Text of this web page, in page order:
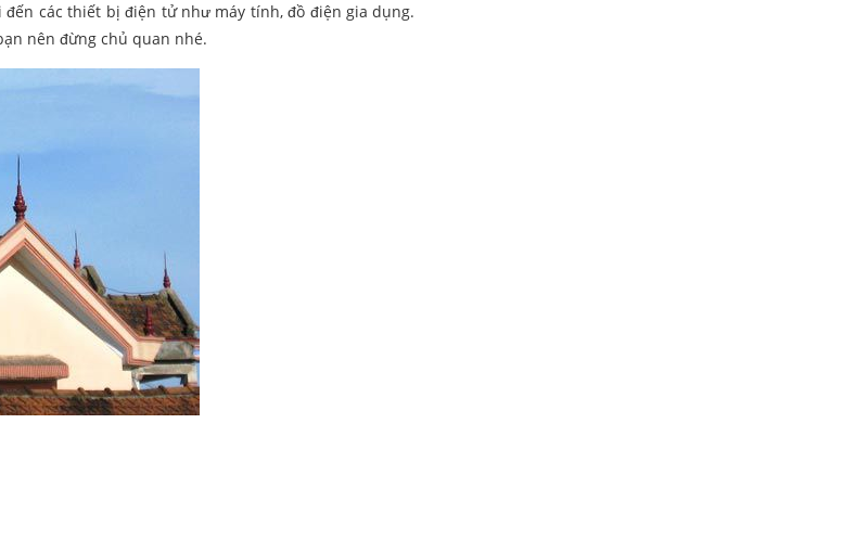
các thiết bị điện tử như máy tính, đồ điện gia dụng.
nên đừng chủ quan nhé.